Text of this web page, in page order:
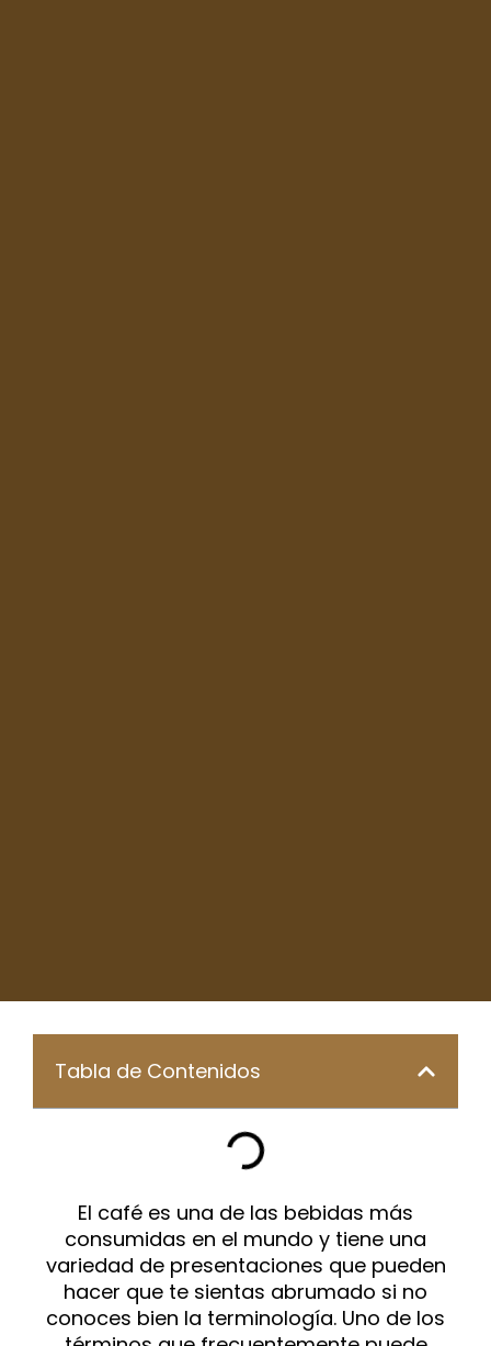
Tabla de Contenidos
El café es una de las bebidas más
consumidas en el mundo y tiene una
variedad de presentaciones que pueden
hacer que te sientas abrumado si no
conoces bien la terminología. Uno de los